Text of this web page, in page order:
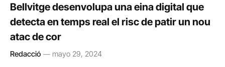
Bellvitge desenvolupa una eina digital que
detecta en temps real el risc de patir un nou
atac de cor
Redacció mayo 29, 2024